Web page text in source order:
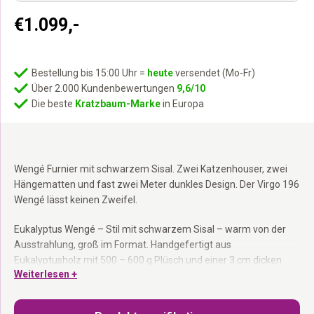
Wengé Furnier mit schwarzem Sisal. Zwei Katzenhouser, zwei
Hängematten und fast zwei Meter dunkles Design. Der Virgo 196
Wengé lässt keinen Zweifel.
Eukalyptus Wengé – Stil mit schwarzem Sisal – warm von der
Ausstrahlung, groß im Format. Handgefertigt aus
Eukalyptusholz mit 500 – 600 g Plüsch und einer 3 cm dicken
Bodenplatte. Dicker 15 – cm – Kratzstamm, zwei Katzenhäuser
Hängematten und ein XXL Loungekorb ganz oben. In den
Weiterlesen +
€1.099,-
Bestellung bis 15:00 Uhr = heuteversendet (Mo-Fr)
Über 2.000 Kundenbewertungen 9,6/10
Die beste Kratzbaum-Markein Europa